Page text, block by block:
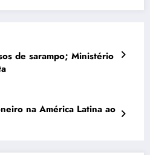
de sarampo; Ministério
na América Latina ao